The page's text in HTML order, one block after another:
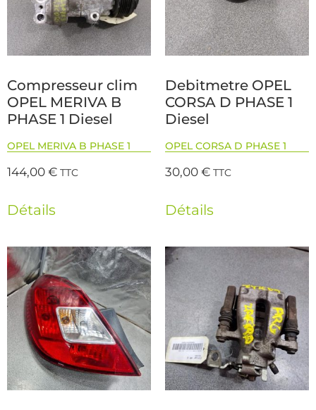
Compresseur clim
OPEL MERIVA B
PHASE 1 Diesel
OPEL MERIVA B PHASE 1
144,00€ TTC
Détails
Debitmetre OPEL
CORSA D PHASE 1
Diesel
OPEL CORSA D PHASE 1
30,00€ TTC
Détails